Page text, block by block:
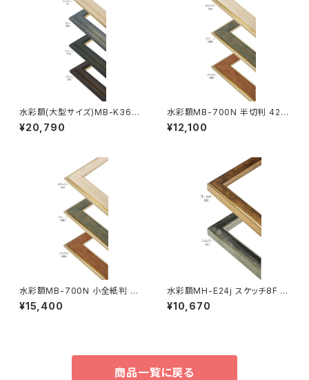
水彩額(大型サイズ)MB-K36M
大判 660×850ミリ
¥20,790
水彩額MB-700N 半切判 423
×545ミリ
¥12,100
水彩額MB-700N 小全紙判 50
7×659ミリ
¥15,400
水彩額MH-E24j スケッチ8F 5
20×595ミリ
¥10,670
商品一覧に戻る